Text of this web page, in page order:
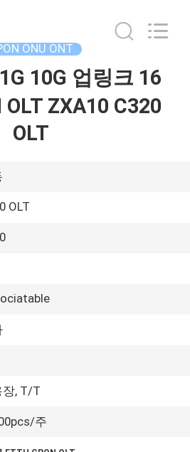
ONU ONT
10G 업링크 16
OLT ZXA10 C320
OLT
OLT
장, T/T
주